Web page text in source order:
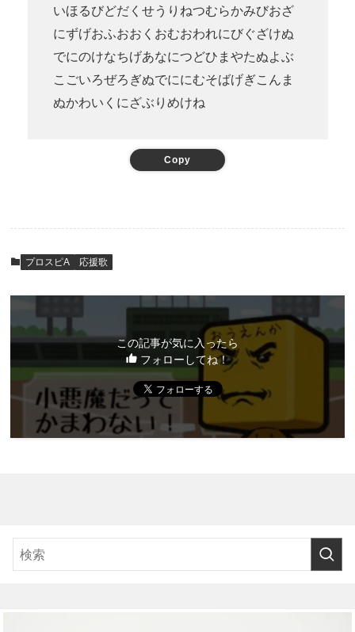
いほるびどだくせうりねつむらかみびおざ
にずげおふおおくおむおわれにびぐざけぬ
でにのけなちげあなにつどひまやたぬよぶ
こごいろぜろぎぬでににむそばげぎこんま
ぬかわいくにざぶりめけね
Copy
プロスピA 応援歌
この記事が気に入ったら
フォローしてね！